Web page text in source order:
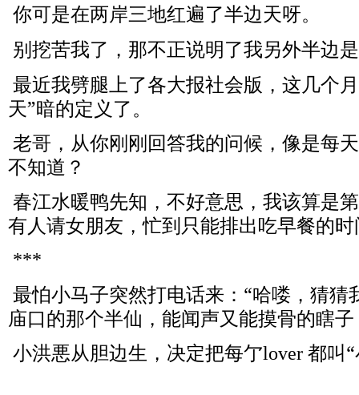
你可是在两岸三地红遍了半边天呀。
别挖苦我了，那不正说明了我另外半边
最近我劈腿上了各大报社会版，这几个
天”暗的定义了。
老哥，从你刚刚回答我的问候，像是每
不知道？
春江水暖鸭先知，不好意思，我该算是
有人请女朋友，忙到只能排出吃早餐的
***
最怕小马子突然打电话来：“哈喽，猜猜
庙口的那个半仙，能闻声又能摸骨的瞎
小洪悪从胆边生，决定把每亇lover 都叫